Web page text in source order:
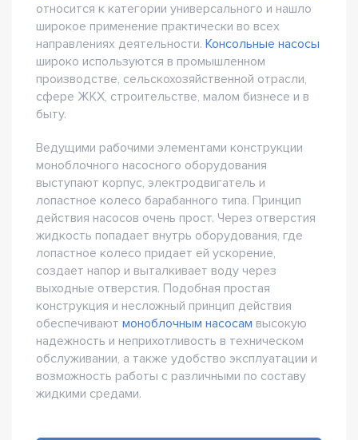
относится к категории универсального и нашло
широкое применение практически во всех
направлениях деятельности. Консольные насосы
широко используются в промышленном
производстве, сельскохозяйственной отрасли,
сфере ЖКХ, строительстве, малом бизнесе и в
быту.
Ведущими рабочими элементами конструкции
моноблочного насосного оборудования
выступают корпус, электродвигатель и
лопастное колесо барабанного типа. Принцип
действия насосов очень прост. Через отверстия
жидкость попадает внутрь оборудования, где
лопастное колесо придает ей ускорение,
создает напор и выталкивает воду через
выходные отверстия. Подобная простая
конструкция и несложный принцип действия
обеспечивают моноблочным насосам высокую
надежность и неприхотливость в техническом
обслуживании, а также удобство эксплуатации и
возможность работы с различными по составу
жидкими средами.